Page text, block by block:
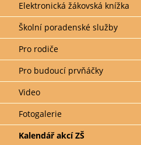
Elektronická žákovská knížka
Školní poradenské služby
Pro rodiče
Pro budoucí prvňáčky
Video
Fotogalerie
Kalendář akcí ZŠ